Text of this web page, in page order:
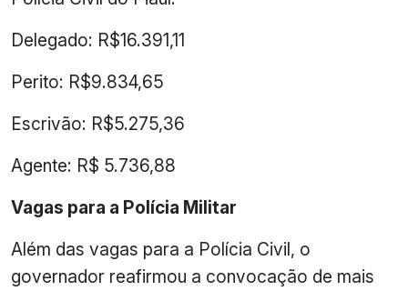
Delegado: R$16.391,11
Perito: R$9.834,65
Escrivão: R$5.275,36
Agente: R$ 5.736,88
Vagas para a Polícia Militar
Além das vagas para a Polícia Civil, o
governador reafirmou a convocação de mais